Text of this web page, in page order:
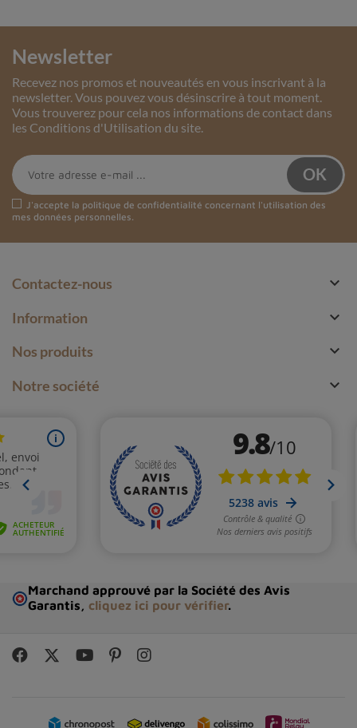
Newsletter
Recevez nos promos et nouveautés en vous inscrivant à la
newsletter. Vous pouvez vous désinscrire à tout moment.
Vous trouverez pour cela nos informations de contact dans
les Conditions d'Utilisation du site.
J'accepte la politique de confidentialité concernant l'utilisation des
mes données personnelles.
Contactez-nous 
Information 
Nos produits 
Notre société 
Marchand approuvé par la Société des Avis
Garantis, cliquez ici pour vérifier.